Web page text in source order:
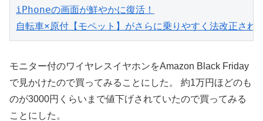
iPhoneの画面が鮮やかに復活！
自転車×原付【モペット】がさらに乗りやすく法改正され
モニター付のワイヤレスイヤホンをAmazon Black Friday
で見かけたので買ってみることにした。 約1万円ほどのも
のが3000円くらいまで値下げされていたので買ってみる
ことにした。